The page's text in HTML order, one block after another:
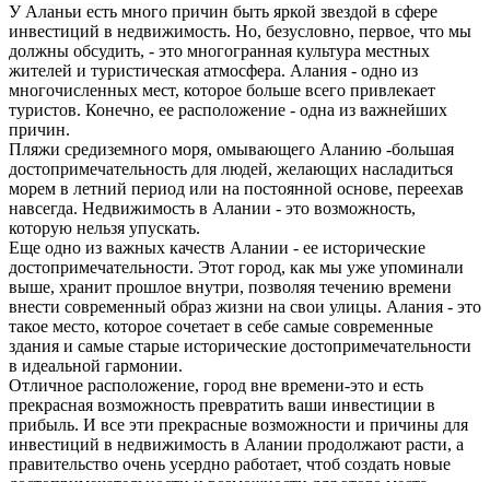
У Аланьи есть много причин быть яркой звездой в сфере
инвестиций в недвижимость. Но, безусловно, первое, что мы
должны обсудить, - это многогранная культура местных
жителей и туристическая атмосфера. Алания - одно из
многочисленных мест, которое больше всего привлекает
туристов. Конечно, ее расположение - одна из важнейших
причин.
Пляжи средиземного моря, омывающего Аланию -большая
достопримечательность для людей, желающих насладиться
морем в летний период или на постоянной основе, переехав
навсегда. Недвижимость в Алании - это возможность,
которую нельзя упускать.
Еще одно из важных качеств Алании - ее исторические
достопримечательности. Этот город, как мы уже упоминали
выше, хранит прошлое внутри, позволяя течению времени
внести современный образ жизни на свои улицы. Алания - это
такое место, которое сочетает в себе самые современные
здания и самые старые исторические достопримечательности
в идеальной гармонии.
Отличное расположение, город вне времени-это и есть
прекрасная возможность превратить ваши инвестиции в
прибыль. И все эти прекрасные возможности и причины для
инвестиций в недвижимость в Алании продолжают расти, а
правительство очень усердно работает, чтоб создать новые